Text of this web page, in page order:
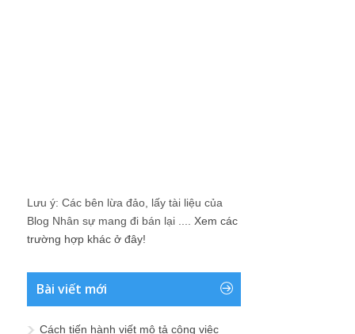
Lưu ý: Các bên lừa đảo, lấy tài liệu của
Blog Nhân sự mang đi bán lại .... Xem các
trường hợp khác ở đây!
Bài viết mới
Cách tiến hành viết mô tả công việc